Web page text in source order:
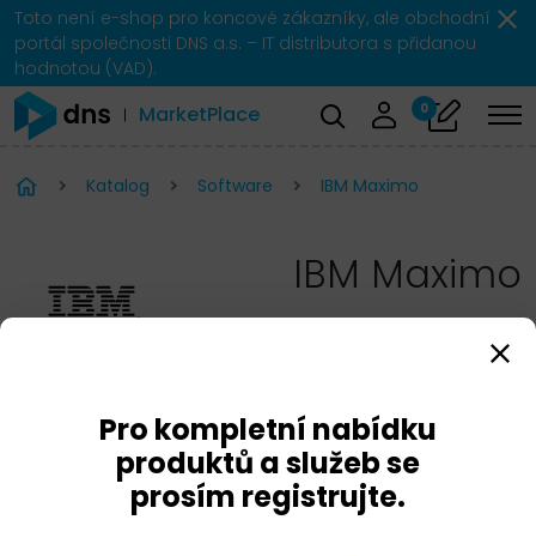
Toto není e-shop pro koncové zákazníky, ale obchodní
portál společnosti DNS a.s. – IT distributora s přidanou
hodnotou (VAD).
MarketPlace 0
Katalog Software IBM Maximo
IBM Maximo
Pro kompletní nabídku
produktů a služeb se
prosím registrujte.